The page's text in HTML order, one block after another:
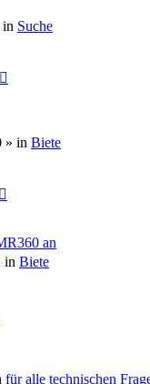
in Suche
» in Biete
an
in Biete
für alle technischen